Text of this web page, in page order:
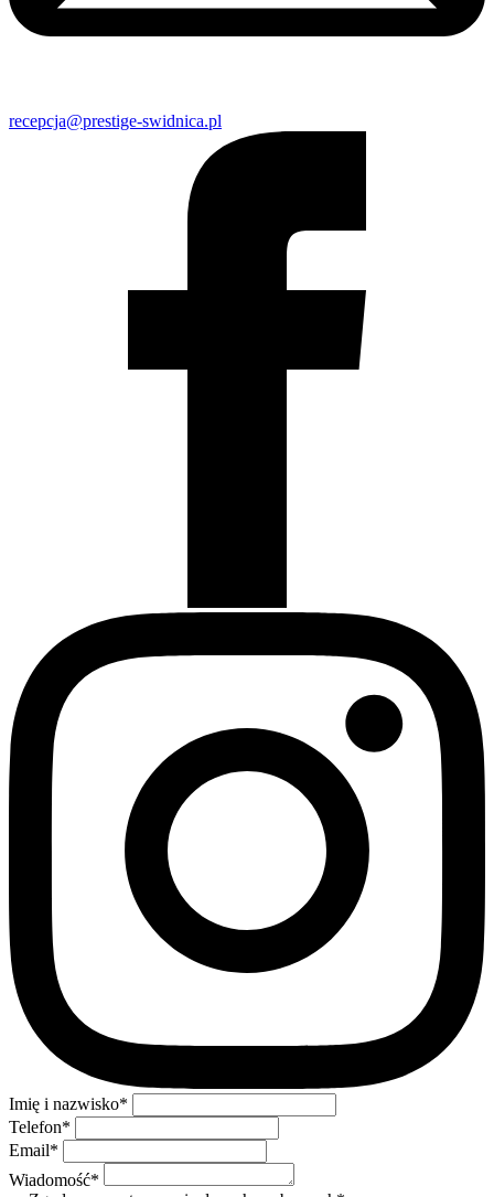
recepcja@prestige-swidnica.pl
Imię i nazwisko*
Telefon*
Email*
Wiadomość*